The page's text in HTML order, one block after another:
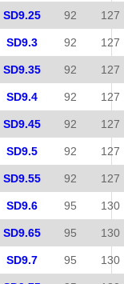
SD9.25 92 127
SD9.3 92 127
SD9.35 92 127
SD9.4 92 127
SD9.45 92 127
SD9.5 92 127
SD9.55 92 127
SD9.6 95 130
SD9.65 95 130
SD9.7 95 130